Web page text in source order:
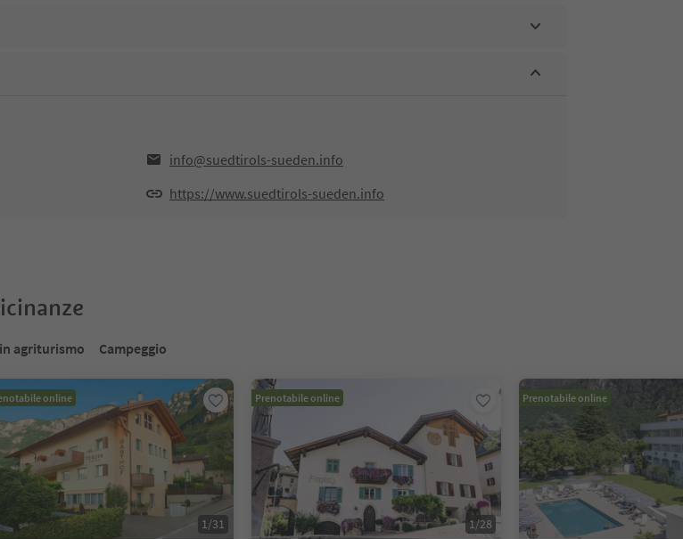
info@suedtirols-sueden.info
https://www.suedtirols-sueden.info
agriturismo Campeggio
online
1/31
Prenotabile online
1/28
Prenotabile online